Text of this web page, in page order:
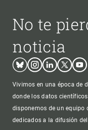
No te
noticia
BlueskyInstagram
LinkedinTwitter
Vivimos en una época de
donde los datos
disponemos de un equipo
dedicados a la difusión